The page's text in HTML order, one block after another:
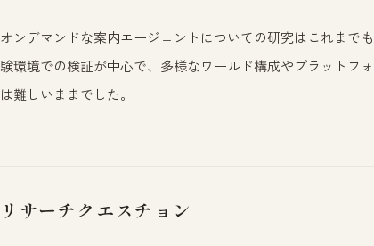
オンデマンドな案内エージェントについての研究はこれまで
験環境での検証が中心で、多様なワールド構成やプラットフ
は難しいままでした。
リサーチクエスチョン